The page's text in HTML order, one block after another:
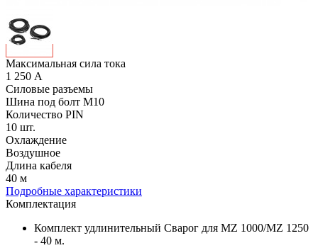
Максимальная сила тока
1 250 А
Силовые разъемы
Шина под болт М10
Количество PIN
10 шт.
Охлаждение
Воздушное
Длина кабеля
40 м
Подробные характеристики
Комплектация
Комплект удлинительный Сварог для MZ 1000/MZ 1250
- 40 м.